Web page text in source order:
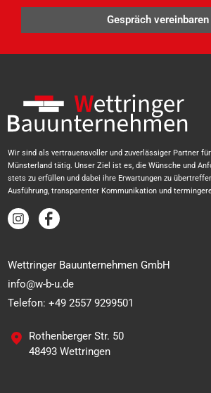
Gespräch vereinbaren
Wir sind als vertrauensvoller und zuverlässiger Partner
Münsterland tätig. Unser Ziel ist es, die Wünsche und
stets zu erfüllen und dabei ihre Erwartungen zu
Ausführung, transparenter Kommunikation und
Wettringer Bauunternehmen GmbH
info@w-b-u.de
Telefon: +49 2557 9299501
Rothenberger Str. 50
48493 Wettringen